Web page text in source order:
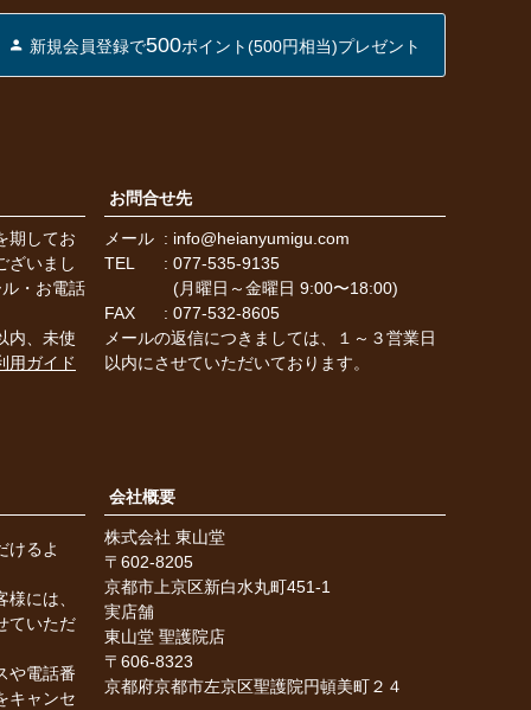
ップ
へ
新規会員登録で500ポイント(500円相当)プレゼント
期してお
ざいまし
・お電話
内、未使
用ガイド
お問合せ先
メール
info@heianyumigu.com
TEL
077-535-9135
(月曜日～金曜日 9:00〜18:00)
FAX
077-532-8605
メールの返信につきましては、１～３営業日
以内にさせていただいております。
けるよ
には、
ていただ
や電話番
キャンセ
会社概要
株式会社 東山堂
602-8205
京都市上京区新白水丸町451-1
実店舗
東山堂 聖護院店
606-8323
京都府京都市左京区聖護院円頓美町２４